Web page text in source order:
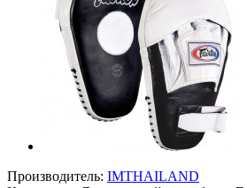
Производитель: IMTHAILAND